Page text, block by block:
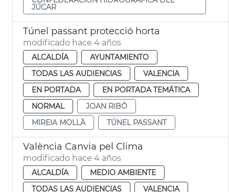
JÚCAR
Túnel passant protecció horta
modificado hace 4 años
ALCALDÍA
AYUNTAMIENTO
TODAS LAS AUDIENCIAS
VALENCIA
EN PORTADA
EN PORTADA TEMÁTICA
NORMAL
JOAN RIBÓ
MIREIA MOLLÀ
TÚNEL PASSANT
València Canvia pel Clima
modificado hace 4 años
ALCALDÍA
MEDIO AMBIENTE
TODAS LAS AUDIENCIAS
VALENCIA